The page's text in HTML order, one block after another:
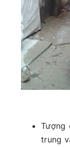
Tượng
trung